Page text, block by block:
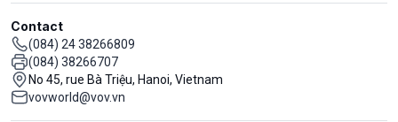
Contact
(084) 24 38266809
(084) 38266707
No 45, rue Bà Triệu, Hanoi, Vietnam
vovworld@vov.vn